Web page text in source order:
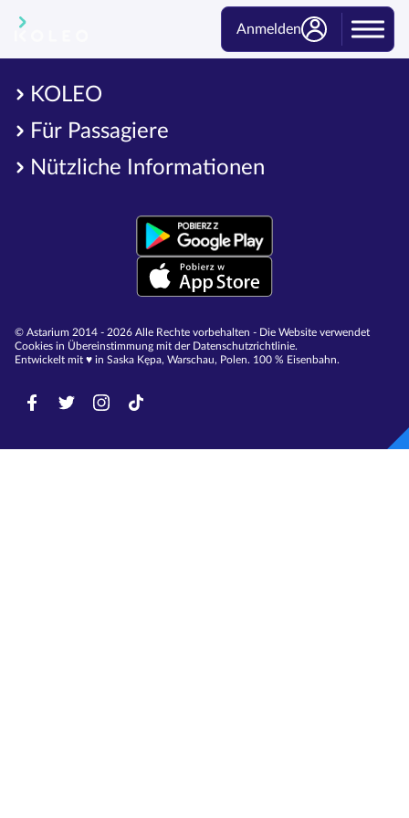
Anmelden
KOLEO
Für Passagiere
Nützliche Informationen
© Astarium 2014 - 2026 Alle Rechte vorbehalten - Die Website verwendet
Cookies in Übereinstimmung mit der Datenschutzrichtlinie.
Entwickelt mit ♥︎ in Saska Kępa, Warschau, Polen. 100 % Eisenbahn.